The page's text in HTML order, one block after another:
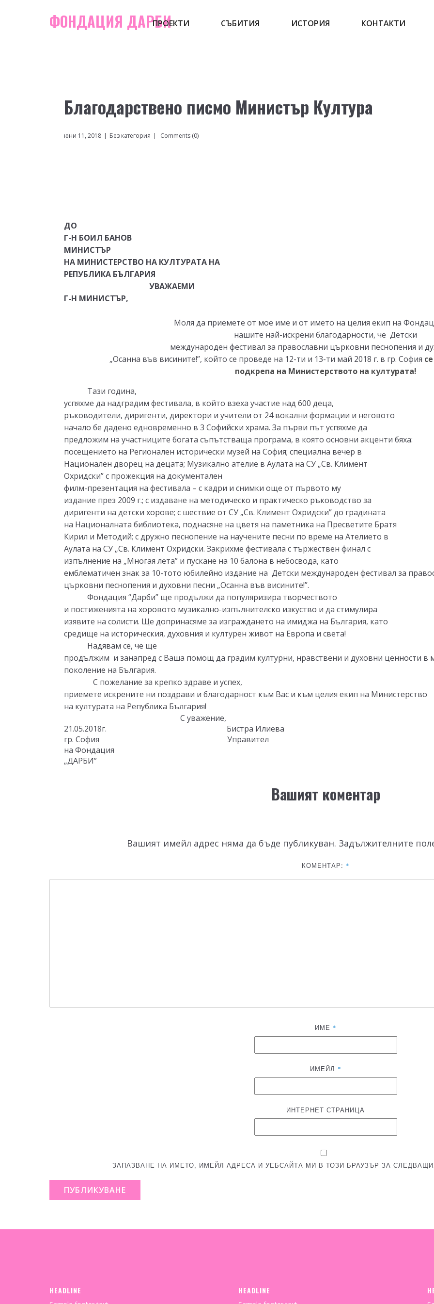
ФОНДАЦИЯ ДАРБИПРОЕКТИ СЪБИТИЯ ИСТОРИЯ КОНТАКТИ
Благодарствено писмо Министър Култура
юни 11, 2018 Без категория Comments (0)
ДО
Г-Н БОИЛ БАНОВ
МИНИСТЪР
НА МИНИСТЕРСТВО НА КУЛТУРАТА НА
РЕПУБЛИКА БЪЛГАРИЯ
УВАЖАЕМИ
Г-Н МИНИСТЪР,
Моля да приемете от мое име и от името на целия екип на
нашите най-искрени благодарности, че Детски
международен фестивал за православни църковни песнопения и
„Осанна във висините!”, който се проведе на 12-ти и 13-ти май 2018 г. в гр. София
подкрепа на Министерството на културата!
Тази година,
успяхме да надградим фестивала, в който взеха участие над 600 деца,
ръководители, диригенти, директори и учители от 24 вокални формации и неговото
начало бе дадено едновременно в 3 Софийски храма. За първи път успяхме да
предложим на участниците богата съпътстваща програма, в която основни акценти бяха:
посещението на Регионален исторически музей на София; специална вечер в
Национален дворец на децата; Музикално ателие в Аулата на СУ „Св. Климент
Охридски” с прожекция на документален
филм-презентация на фестивала – с кадри и снимки още от първото му
издание през 2009 г.; с издаване на методическо и практическо ръководство за
диригенти на детски хорове; с шествие от СУ „Св. Климент Охридски” до градината
на Националната библиотека, поднасяне на цветя на паметника на Пресветите Братя
Кирил и Методий; с дружно песнопение на научените песни по време на Ателието в
Аулата на СУ „Св. Климент Охридски. Закрихме фестивала с тържествен финал с
изпълнение на „Многая лета” и пускане на 10 балона в небосвода, като
емблематичен знак за 10-тото юбилейно издание на Детски международен фестивал за
църковни песнопения и духовни песни „Осанна във висините!”.
Фондация “Дарби” ще продължи да популяризира творчеството
и постиженията на хоровото музикално-изпълнителско изкуство и да стимулира
изявите на солисти. Ще допринасяме за изграждането на имиджа на България, като
средище на историческия, духовния и културен живот на Европа и света!
Надявам се, че ще
продължим и занапред с Ваша помощ да градим културни, нравствени и духовни ценности в
поколение на България.
С пожелание за крепко здраве и успех,
приемете искрените ни поздрави и благодарност към Вас и към целия екип на Министерство
на културата на Република България!
С уважение,
21.05.2018г.
Бистра Илиева
гр. София
Управител
на Фондация
„ДАРБИ”
Вашият коментар
Вашият имейл адрес няма да бъде публикуван. Задължителните
КОМЕНТАР: *
ИМЕ *
ИМЕЙЛ *
ИНТЕРНЕТ СТРАНИЦА
ЗАПАЗВАНЕ НА ИМЕТО, ИМЕЙЛ АДРЕСА И УЕБСАЙТА МИ В ТОЗИ БРАУЗЪР ЗА
ПУБЛИКУВАНЕ
HEADLINE HEADLINE